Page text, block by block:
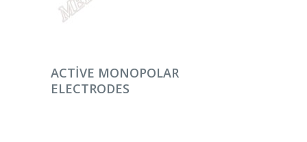
DEVAMINI OKU
ACTIVE MONOPOLAR
ELECTRODES